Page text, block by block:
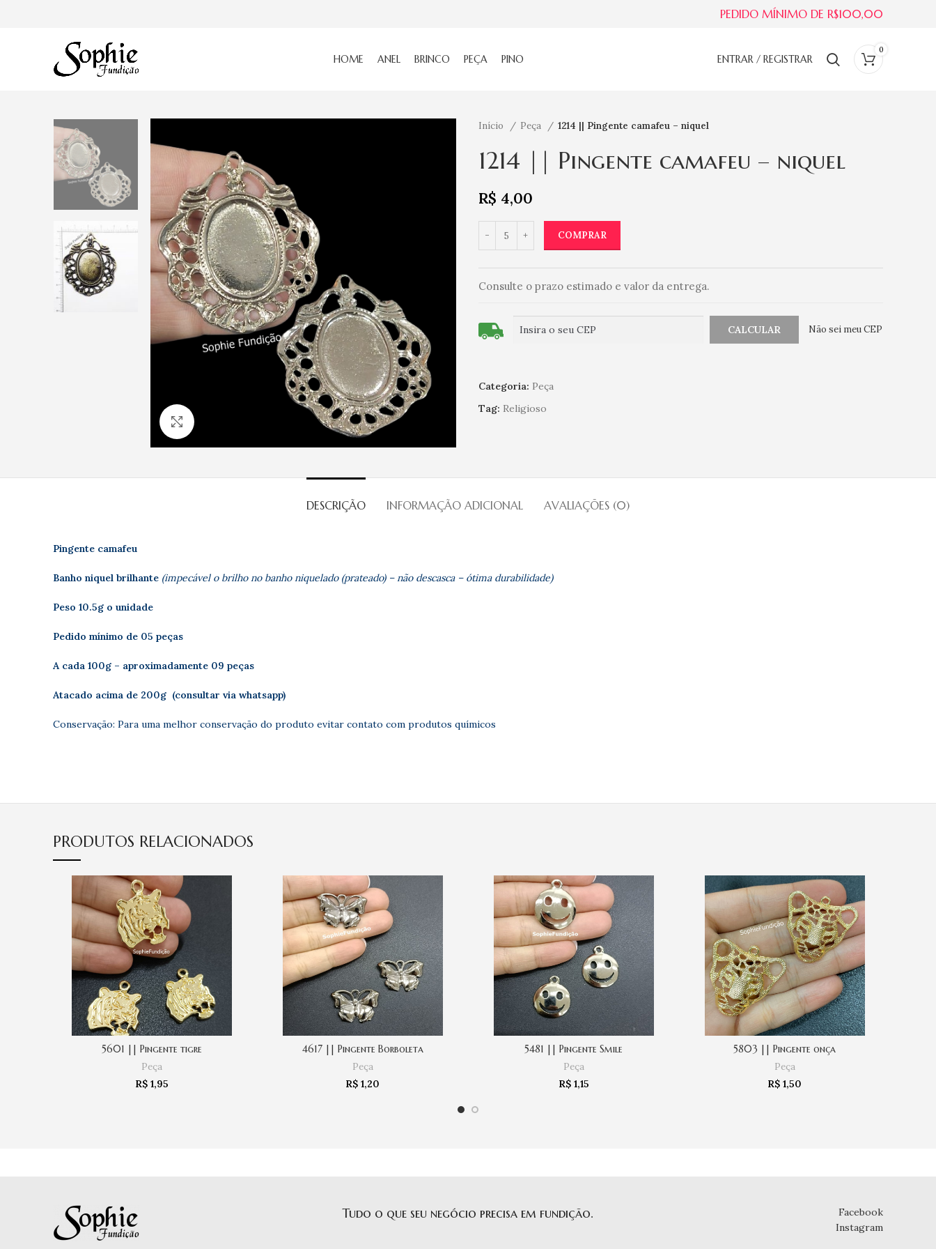
HOME ANEL BRINCO PEÇA PINO ENTRAR / REGISTRAR
0
Clique para ampliar
Início Peça 1214 || Pingente camafeu – niquel
1214 || Pingente camafeu – niquel
R$ 4,00
COMPRAR
Consulte o prazo estimado e valor da entrega.
Não sei meu CEP
Categoria: Peça
Tag: Religioso
DESCRIÇÃO INFORMAÇÃO ADICIONAL AVALIAÇÕES (0)
Pingente camafeu
Banho niquel brilhante (impecável o brilho no banho niquelado (prateado) – não descasca – ótima durabilidade)
Peso 10.5g o unidade
Pedido mínimo de 05 peças
A cada 100g – aproximadamente 09 peças
Atacado acima de 200g (consultar via whatsapp)
Conservação: Para uma melhor conservação do produto evitar contato com produtos químicos
PRODUTOS RELACIONADOS
COMPRAR
5601 || Pingente tigre
Peça
R$1,95
COMPRAR
4617 || Pingente Borboleta
Peça
R$ 1,20
COMPRAR
5481 || Pingente Smile
Peça
R$1,15
COMPRAR
5803 || Pingente onça
Peça
R$ 1,50
Tudo o que seu negócio precisa em fundição.
Facebook
Instagram
PEDIDO MÍNIMO DE R$100,00